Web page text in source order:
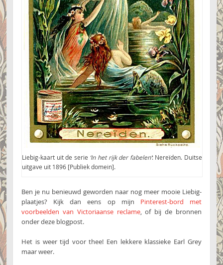
Liebig-kaart uit de serie ‘In het rijk der fabelen’: Nereïden. Duitse
uitgave uit 1896 [Publiek domein].
Ben je nu benieuwd geworden naar nog meer mooie Liebig-
plaatjes? Kijk dan eens op mijn Pinterest-bord met
voorbeelden van Victoriaanse reclame, of bij de bronnen
onder deze blogpost.
Het is weer tijd voor thee! Een lekkere klassieke Earl Grey
maar weer.